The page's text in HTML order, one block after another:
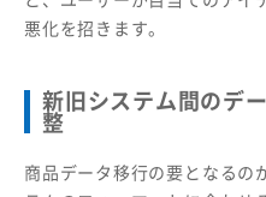
悪化を招きます。
新旧システム間のデ
整
商品データ移行の要となるの